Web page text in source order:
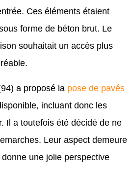
Ces éléments étaient
forme de béton brut. Le
souhaitait un accès plus
a proposé la pose de pavés
incluant donc les
Il a toutefois été décidé de ne
Leur aspect demeure
une jolie perspective